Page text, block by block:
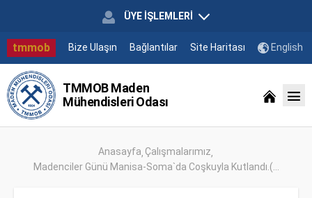
ÜYE İŞLEMLERİ
tmmob Bize Ulaşın Bağlantılar Site Haritası English
TMMOB Maden
Mühendisleri Odası
Anasayfa Çalışmalarımız
Madenciler Günü Manisa-Soma`da Coşkuyla Kutlandı.(...